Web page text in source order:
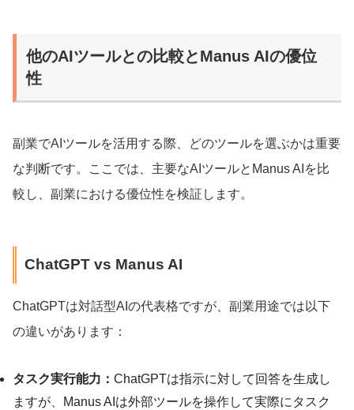
他のAIツールとの比較とManus AIの優位
性
副業でAIツールを活用する際、どのツールを選ぶかは重要
な判断です。ここでは、主要なAIツールとManus AIを比
較し、副業における優位性を検証します。
ChatGPT vs Manus AI
ChatGPTは対話型AIの代表格ですが、副業用途では以下
の違いがあります：
タスク実行能力： ChatGPTは指示に対して回答を生成し
ますが、Manus AIは外部ツールを操作して実際にタスク